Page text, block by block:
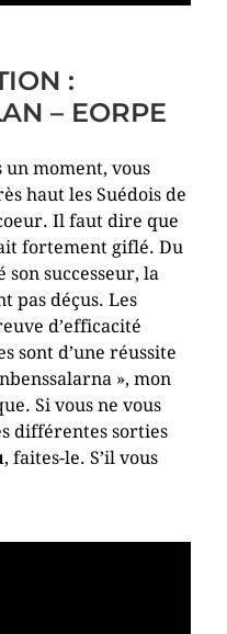
:
– EORPE
un moment, vous
haut les Suédois de
Il faut dire que
fortement giflé. Du
son successeur, la
pas déçus. Les
d’efficacité
sont d’une réussite
», mon
Si vous ne vous
différentes sorties
, faites-le. S’il vous